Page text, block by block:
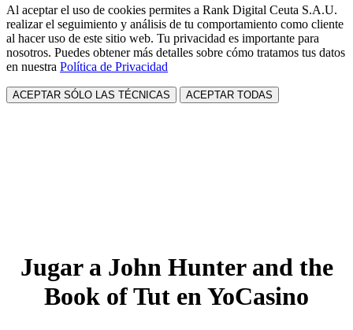
Al aceptar el uso de cookies permites a Rank Digital Ceuta S.A.U.
realizar el seguimiento y análisis de tu comportamiento como cliente
al hacer uso de este sitio web. Tu privacidad es importante para
nosotros. Puedes obtener más detalles sobre cómo tratamos tus datos
en nuestra Política de Privacidad
ACEPTAR SÓLO LAS TÉCNICAS ACEPTAR TODAS
Jugar a John Hunter and the
Book of Tut en YoCasino